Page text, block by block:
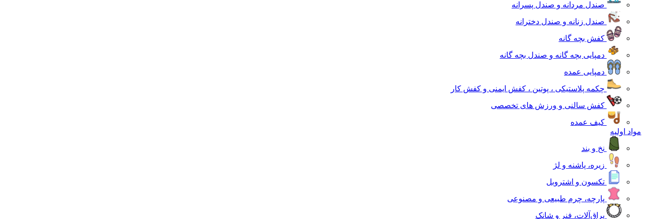
صندل مردانه و صندل پسرانه
صندل زنانه و صندل دخترانه
کفش بچه گانه
دمپایی بچه گانه و صندل بچه گانه
دمپایی عمده
چکمه پلاستیکی ، پوتین ، کفش ایمنی و کفش کار
کفش سالنی و ورزش های تخصصی
کیف عمده
مواد اولیه
نخ و بند
زیره، پاشنه و لژ
تکسون و اشتروبل
پارچه، چرم طبیعی و مصنوعی
یراق‌آلات، فنر و شانک